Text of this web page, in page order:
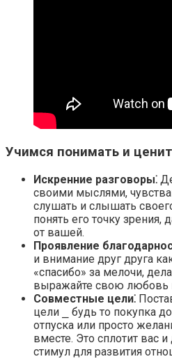
Учимся понимать и
Искренние разговоры⁚
своими мыслями,
слушать и слышать
понять его точку зрения,
от вашей.​
Проявление
и внимание друг друга
«спасибо» за мелочи,
выражайте свою любовь
Совместные цели⁚
цели ⎯ будь то покупка
отпуска или просто
вместе.​ Это сплотит вас
стимул для развития